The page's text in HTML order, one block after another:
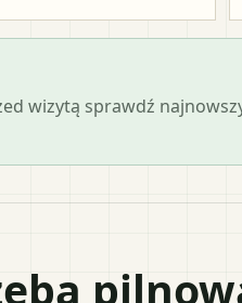
wizytą sprawdź